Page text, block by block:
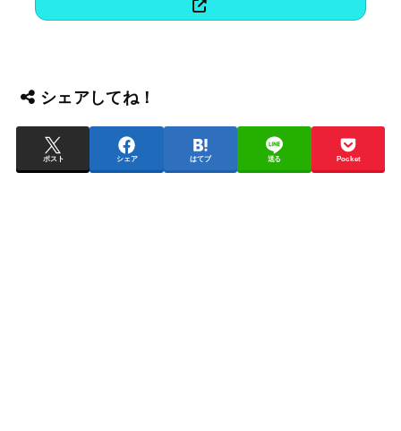
シェアしてね！
ポスト シェア はてブ 送る Pocket